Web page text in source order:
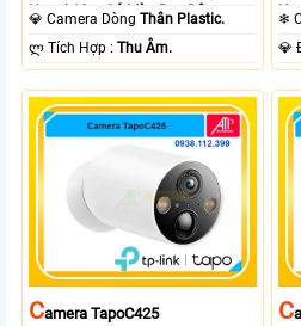
Ngoại 10m Có Màu Ban Ðêm.
💎 Camera DòngThân Plastic.
️ლ Tích Hợp :Thu Âm.
CAmera TapoC425 C